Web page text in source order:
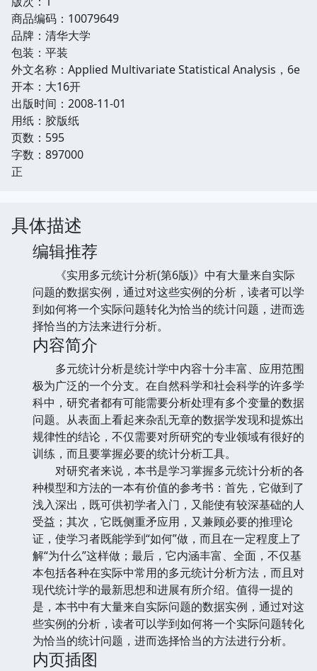
商品编码：10079649
品牌：清华大学
包装：平装
外文名称：Applied Multivariate Statistical Analysis，6e
开本：大16开
出版时间：2008-11-01
用纸：胶版纸
页数：595
字数：897000
正
具体描述
编辑推荐
《实用多元统计分析(第6版)》中有大量来自实际
问题的数据实例，通过对这些实例的分析，读者可以学
到如何将一个实际问题转化为恰当的统计问题，进而选
择恰当的方法来进行分析。
内容简介
多元统计分析是统计学中内容十分丰富、应用范围
极为广泛的一个分支。在自然科学和社会科学的许多学
科中，研究者都有可能需要分析处理有多个变量的数据
问题。从表面上看起来杂乱无章的数据学发现和提炼出
规律性的结论，不仅需要对所研究的专业领域有很好的
训练，而且要掌握必要的统计分析工具。
对研究者来说，本书是学习掌握多元统计分析的各
种模型和方法的一本有价值的参考书：首先，它做到了
浅入深出，既可供初学者入门，又能使有较深基础的人
受益；其次，它既侧重矛应用，又兼顾必要的推理论
证，使学习者既能学到“如何”做，而且在一定程度上了
解“为什么”这样做；最后，它内涵丰富、全面，不仅基
本包括各种在实际中常用的多元统计分析方法，而且对
现代统计学的最新思想和进展有所介绍。值得一提的
是，本书中有大量来自实际问题的数据实例，通过对这
些实例的分析，读者可以学到如何将一个实际问题转化
为恰当的统计问题，进而选择恰当的方法进行分析。
内页插图